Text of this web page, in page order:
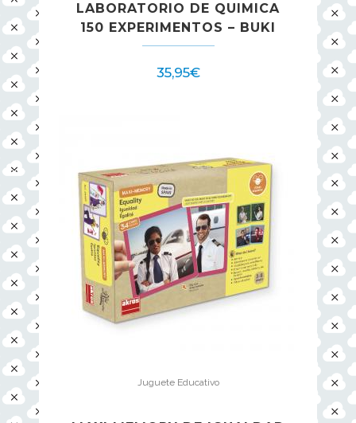
LABORATORIO DE QUIMICA
150 EXPERIMENTOS – BUKI
35,95€
Juguete Educativo